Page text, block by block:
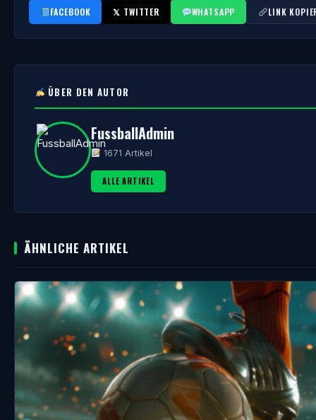
FACEBOOK 𝕏 TWITTER WHATSAPP LINK
ÜBER DEN AUTOR
FussballAdmin
1671 Artikel
ALLE ARTIKEL
ÄHNLICHE ARTIKEL